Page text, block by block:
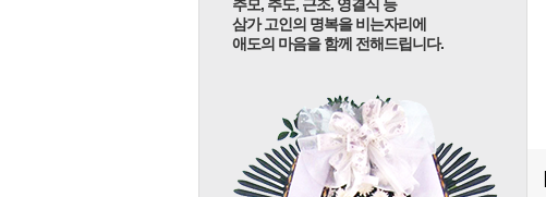
추모, 추도, 근조, 영결식 등
삼가 고인의 명복을 비는자리에
애도의 마음을 함께 전해드립니다.